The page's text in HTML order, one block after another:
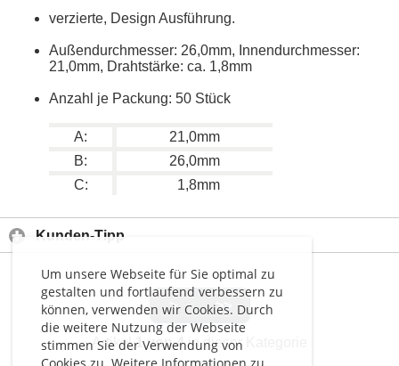
Um unsere Webseite für Sie optimal zu
gestalten und fortlaufend verbessern zu
können, verwenden wir Cookies. Durch
die weitere Nutzung der Webseite
stimmen Sie der Verwendung von
verzierte, Design Ausführung.
Außendurchmesser: 26,0mm, Innendurchmesser:
21,0mm, Drahtstärke: ca. 1,8mm
Anzahl je Packung: 50 Stück
A:
21,0mm
B:
26,0mm
C:
1,8mm
Kunden-Tipp
> >>
Artikel1 von 4in dieser Kategorie